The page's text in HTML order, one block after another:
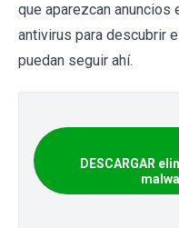
que aparezcan anuncios
antivirus para descubrir
puedan seguir ahí.
DESCARGAR